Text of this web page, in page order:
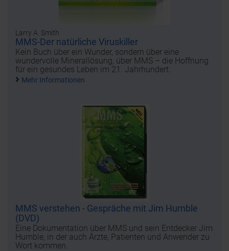
Larry A. Smith
MMS-Der natürliche Viruskiller
Kein Buch über ein Wunder, sondern über eine
wundervolle Minerallösung, über MMS – die Hoffnung
für ein gesundes Leben im 21. Jahrhundert.
Mehr Informationen
MMS verstehen - Gespräche mit Jim Humble
(DVD)
Eine Dokumentation über MMS und sein Entdecker Jim
Humble, in der auch Ärzte, Patienten und Anwender zu
Wort kommen.